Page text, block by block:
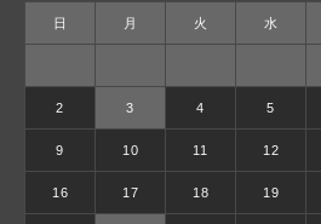
日 月 火 水
2 3 4 5
9 10 11 12
16 17 18 19